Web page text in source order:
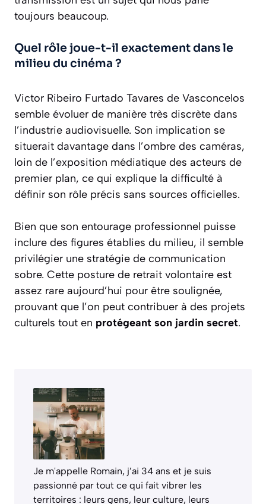
toujours beaucoup.
Quel rôle joue-t-il exactement dans le
milieu du cinéma ?
Victor Ribeiro Furtado Tavares de Vasconcelos
semble évoluer de manière très discrète dans
l’industrie audiovisuelle. Son implication se
situerait davantage dans l’ombre des caméras,
loin de l’exposition médiatique des acteurs de
premier plan, ce qui explique la difficulté à
définir son rôle précis sans sources officielles.
Bien que son entourage professionnel puisse
inclure des figures établies du milieu, il semble
privilégier une stratégie de communication
sobre. Cette posture de retrait volontaire est
assez rare aujourd’hui pour être soulignée,
prouvant que l’on peut contribuer à des projets
culturels tout en protégeant son jardin secret.
Je m'appelle Romain, j’ai 34 ans et je suis
passionné par tout ce qui fait vibrer les
territoires : leurs gens, leur culture, leurs